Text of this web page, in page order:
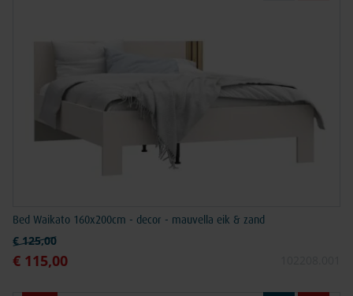
Bed Waikato 160x200cm - decor - mauvella eik & zand
Speciale prijs
€ 115,00
Normale prijs
€ 125,00